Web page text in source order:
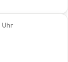
Uhr